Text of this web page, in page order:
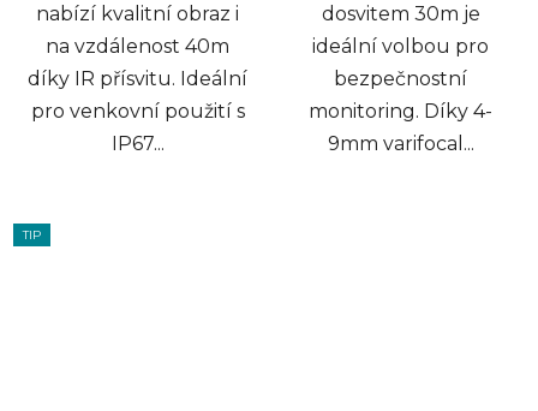
nabízí kvalitní obraz i
na vzdálenost 40m
díky IR přísvitu. Ideální
pro venkovní použití s
IP67...
dosvitem 30m je
ideální volbou pro
bezpečnostní
monitoring. Díky 4-
9mm varifocal...
TIP